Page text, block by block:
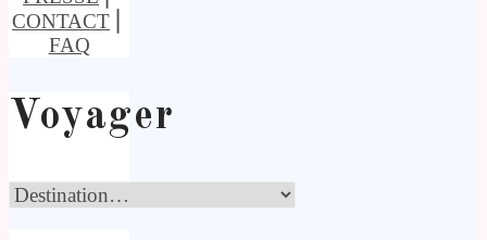
CONTACT
FAQ
Voyager